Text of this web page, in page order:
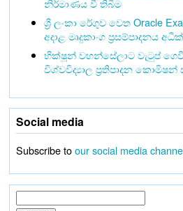
නිර්මාණය වී තිබීම
ශ්‍රී ලංකා රේගුව වෙත Oracle
අදාළ මෘදුකාංග ප්‍රසම්පාදනය
භික්ෂූන් වහන්සේලාට වැටුප්
විශ්වවිද්‍යාල ප්‍රතිපාදන
Social media
Subscribe toour social media